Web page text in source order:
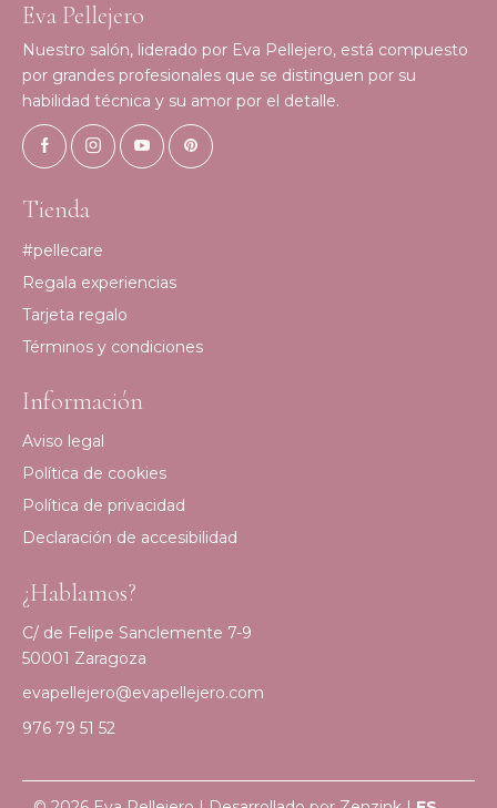
Eva Pellejero
Nuestro salón, liderado por Eva Pellejero, está compuesto
por grandes profesionales que se distinguen por su
habilidad técnica y su amor por el detalle.
Tienda
#pellecare
Regala experiencias
Tarjeta regalo
Términos y condiciones
Información
Aviso legal
Política de cookies
Política de privacidad
Declaración de accesibilidad
¿Hablamos?
C/ de Felipe Sanclemente 7-9
50001 Zaragoza
evapellejero@evapellejero.com
976 79 51 52